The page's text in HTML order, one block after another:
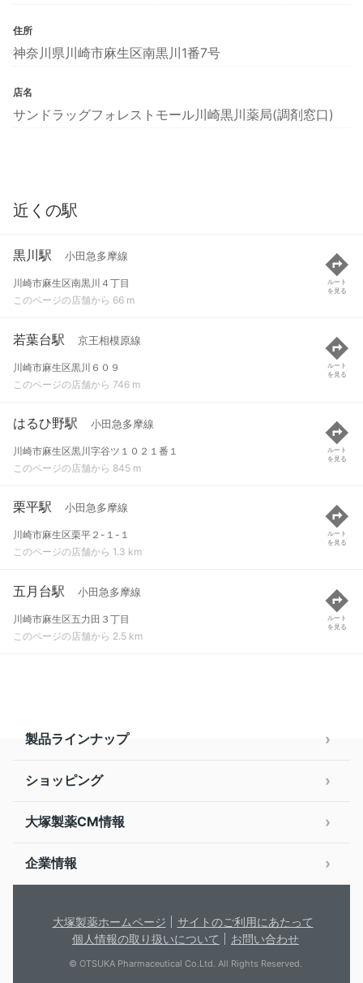
住所
神奈川県川崎市麻生区南黒川1番7号
店名
サンドラッグフォレストモール川崎黒川薬局(調剤窓口)
近くの駅
黒川駅 小田急多摩線
川崎市麻生区南黒川４丁目
このページの店舗から 66 m
ルート
を見る
若葉台駅 京王相模原線
川崎市麻生区黒川６０９
このページの店舗から 746 m
ルート
を見る
はるひ野駅 小田急多摩線
川崎市麻生区黒川字谷ツ１０２１番１
このページの店舗から 845 m
ルート
を見る
栗平駅 小田急多摩線
川崎市麻生区栗平２-１-１
このページの店舗から 1.3 km
ルート
を見る
五月台駅 小田急多摩線
川崎市麻生区五力田３丁目
このページの店舗から 2.5 km
ルート
を見る
製品ラインナップ
ショッピング
大塚製薬CM情報
企業情報
大塚製薬ホームページ
サイトのご利用にあたって
個人情報の取り扱いについて
お問い合わせ
© OTSUKA Pharmaceutical Co.Ltd. All Rights Reserved.